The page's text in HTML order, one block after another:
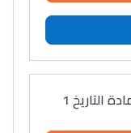
بروز قوى رأسمالية خارج أوربا مادة التاريخ 1